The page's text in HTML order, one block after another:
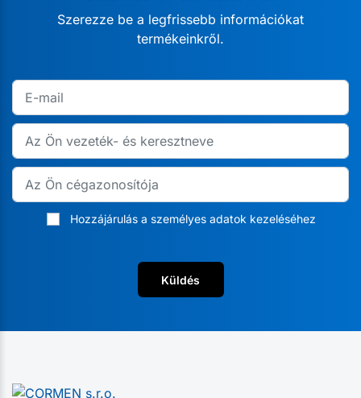
Szerezze be a legfrissebb információkat
termékeinkről.
Hozzájárulás a személyes adatok kezeléséhez
Küldés